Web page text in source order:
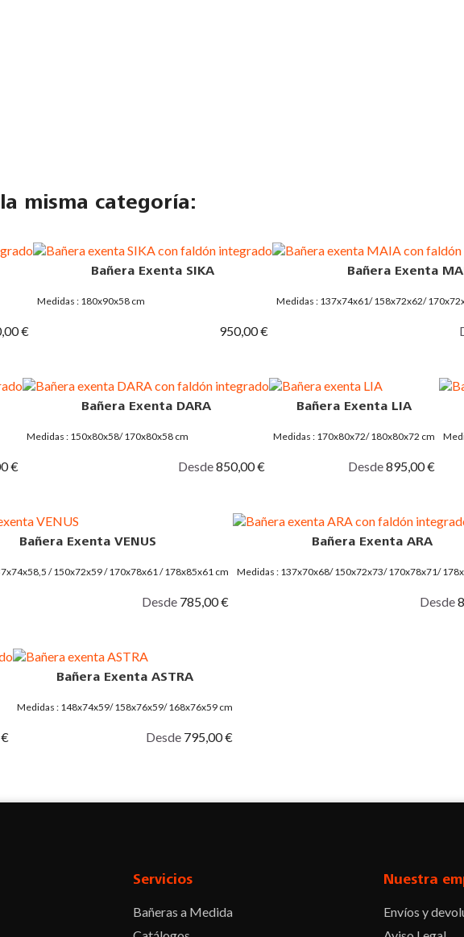
misma categoría:
€
Bañera Exenta SIKA
Medidas : 180x90x58 cm
950,00 €
Bañera Exenta
Medidas : 137x74x61/ 158x72x62/
€
Bañera Exenta DARA
Medidas : 150x80x58/ 170x80x58 cm
Desde850,00 €
Bañera Exenta LIA
Medidas : 170x80x72/ 180x80x72 cm
Desde895,00 €
Bañera Exenta VENUS
/ 150x72x59 / 170x78x61 / 178x85x61 cm
Desde 785,00 €
Bañera Exenta ARA
Medidas : 137x70x68/ 150x72x73/ 170x78x71/
Desde
Bañera Exenta ASTRA
Medidas : 148x74x59/ 158x76x59/ 168x76x59 cm
Desde 795,00 €
Servicios
Bañeras a Medida
Nuestra
Envíos y